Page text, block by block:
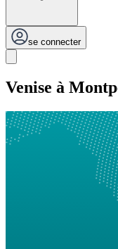
se connecter
Venise à